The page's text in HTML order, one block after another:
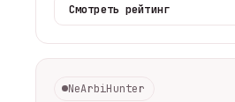
Смотреть рейтинг
NeArbiHunter